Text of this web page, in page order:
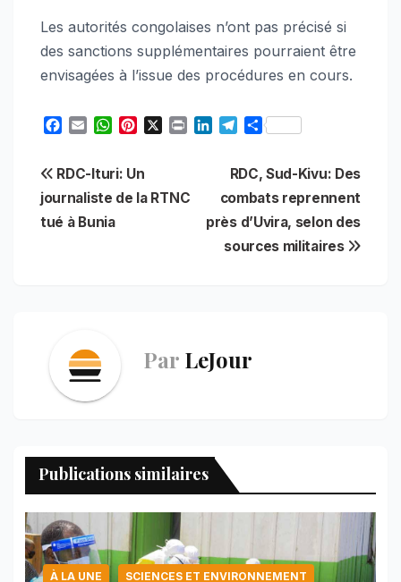
Les autorités congolaises n’ont pas précisé si
des sanctions supplémentaires pourraient être
envisagées à l’issue des procédures en cours.
e
b
o
o
i
l
W
t
s
A
p
t
e
t
d
I
e
g
r
a
m
S
r
e
Navigation
de
RDC, Sud-Kivu: Des
combats reprennent
près d’Uvira, selon des
sources militaires
RDC-Ituri: Un
journaliste de la RTNC
tué à Bunia
Par LeJour
Publications similaires
À LA UNE SCIENCES ET ENVIRONNEMENT